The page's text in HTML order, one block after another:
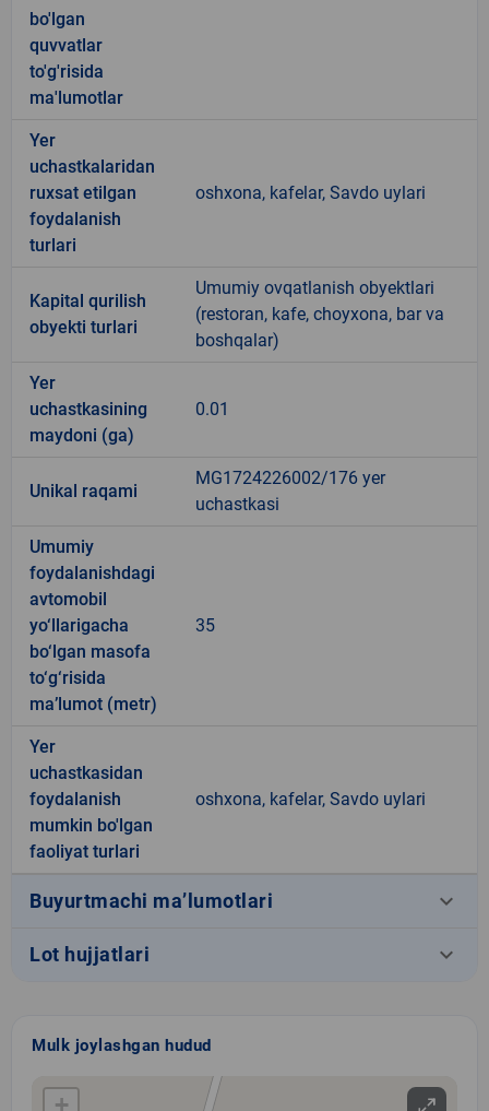
bo'lgan
quvvatlar
to'g'risida
ma'lumotlar
Yer
uchastkalaridan
ruxsat etilgan
foydalanish
turlari
oshxona, kafelar, Savdo uylari
Kapital qurilish
obyekti turlari
Umumiy ovqatlanish obyektlari
(restoran, kafe, choyxona, bar va
boshqalar)
Yer
uchastkasining
maydoni (ga)
0.01
Unikal raqami
MG1724226002/176 yer
uchastkasi
Umumiy
foydalanishdagi
avtomobil
yo‘llarigacha
bo‘lgan masofa
to‘g‘risida
ma’lumot (metr)
35
Yer
uchastkasidan
foydalanish
mumkin bo'lgan
faoliyat turlari
oshxona, kafelar, Savdo uylari
Buyurtmachi ma’lumotlari keyboard_arrow_down
Lot hujjatlari keyboard_arrow_down
Mulk joylashgan hudud
+